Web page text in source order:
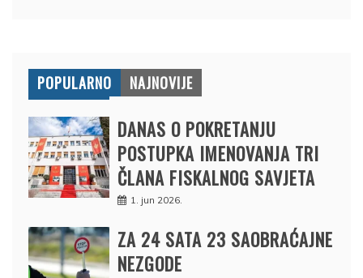
POPULARNO NAJNOVIJE
DANAS O POKRETANJU
POSTUPKA IMENOVANJA TRI
ČLANA FISKALNOG SAVJETA
1. jun 2026.
ZA 24 SATA 23 SAOBRAĆAJNE
NEZGODE